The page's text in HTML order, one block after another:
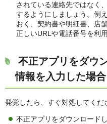
されている連絡先ではなく
するようにしましょう。例
おく、契約書や明細書、店
正しいURLや電話番号を利
不正アプリをダウ
情報を入力した場合
発覚したら、すぐ対処してくだ
不正アプリをダウンロード